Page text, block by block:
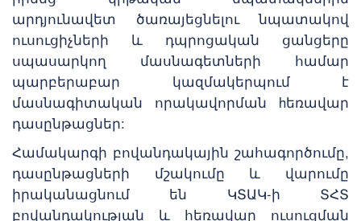
արդյունավետ ծառայեցնելու նպատակով
ուսուցիչների և դպրոցական ցանցերը
սպասարկող մասնագետների համար
պարբերաբար կազմակերպում է
մասնագիտական որակավորման hեռավար
դասընթացներ:
Համակարգի բովանդակային շահագործումը,
դասընթացների մշակումը և վարումը
իրականացնում են ԿՏԱԿ-ի ՏՀՏ
բովանդակության և հեռավար ուսուցման